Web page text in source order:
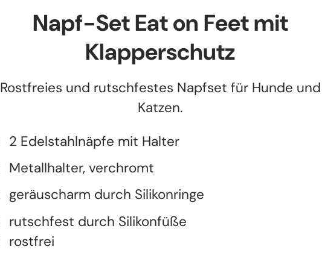
Napf-Set Eat on Feet mit
Klapperschutz
Rostfreies und rutschfestes Napfset für Hunde und
Katzen.
2 Edelstahlnäpfe mit Halter
Metallhalter, verchromt
geräuscharm durch Silikonringe
rutschfest durch Silikonfüße
rostfrei